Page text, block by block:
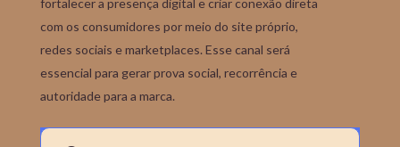
fortalecer a presença digital e criar conexão direta
com os consumidores por meio do site próprio,
redes sociais e marketplaces. Esse canal será
essencial para gerar prova social, recorrência e
autoridade para a marca.